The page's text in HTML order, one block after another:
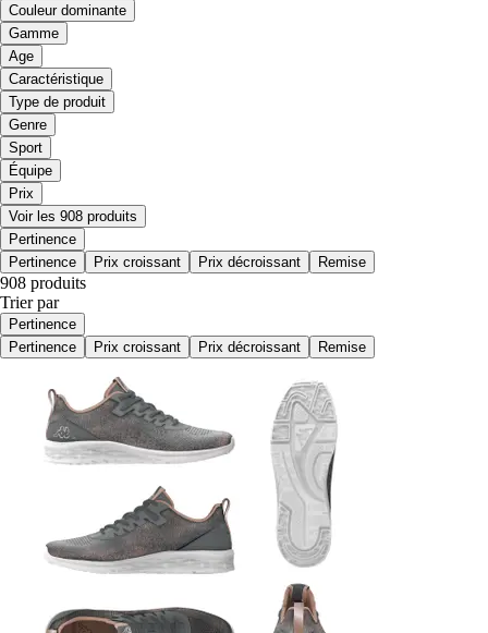
Couleur dominante
Gamme
Age
Caractéristique
Type de produit
Genre
Sport
Équipe
Prix
Voir les 908 produits
Pertinence
Pertinence
Prix croissant Prix décroissant Remise
908 produits
Trier par
Pertinence
Pertinence
Prix croissant Prix décroissant Remise